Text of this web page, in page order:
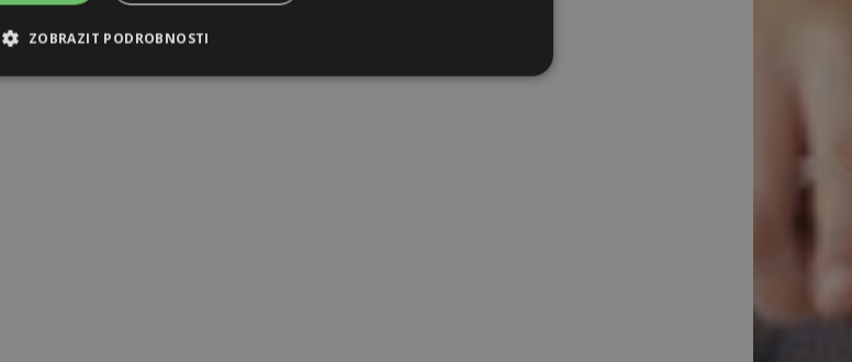
ZOBRAZIT PODROBNOSTI